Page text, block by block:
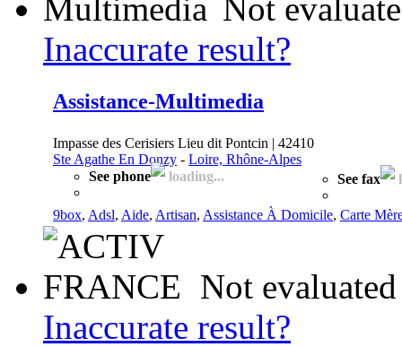
Not
Inaccurate result?
Assistance-Multimedia
Impasse des Cerisiers Lieu dit Pontcin | 42410
Ste Agathe En Donzy - Loire, Rhône-Alpes
See phone
loading... See fax
9box, Adsl, Aide, Artisan, Assistance À Domicile, Carte
Not
Inaccurate result?